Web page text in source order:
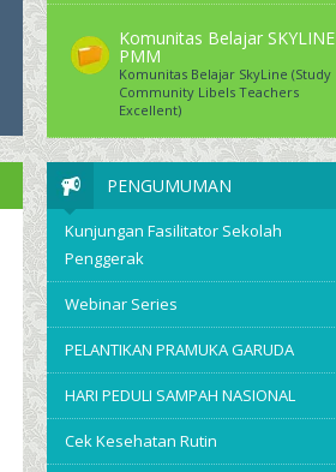
Komunitas Belajar SKYLINE
PMM
Komunitas Belajar SkyLine (Study
Community Libels Teachers
Excellent)
PENGUMUMAN
Kunjungan Fasilitator Sekolah
Penggerak
Webinar Series
PELANTIKAN PRAMUKA GARUDA
HARI PEDULI SAMPAH NASIONAL
Cek Kesehatan Rutin